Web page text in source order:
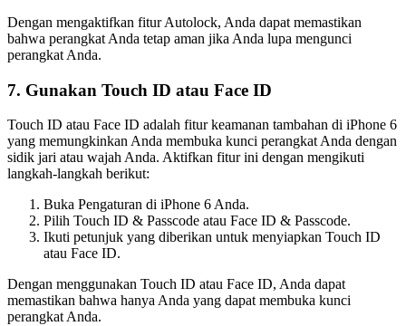
Dengan mengaktifkan fitur Autolock, Anda dapat memastikan
bahwa perangkat Anda tetap aman jika Anda lupa mengunci
perangkat Anda.
7. Gunakan Touch ID atau Face ID
Touch ID atau Face ID adalah fitur keamanan tambahan di iPhone 6
yang memungkinkan Anda membuka kunci perangkat Anda dengan
sidik jari atau wajah Anda. Aktifkan fitur ini dengan mengikuti
langkah-langkah berikut:
Buka Pengaturan di iPhone 6 Anda.
Pilih Touch ID & Passcode atau Face ID & Passcode.
Ikuti petunjuk yang diberikan untuk menyiapkan Touch ID
atau Face ID.
Dengan menggunakan Touch ID atau Face ID, Anda dapat
memastikan bahwa hanya Anda yang dapat membuka kunci
perangkat Anda.